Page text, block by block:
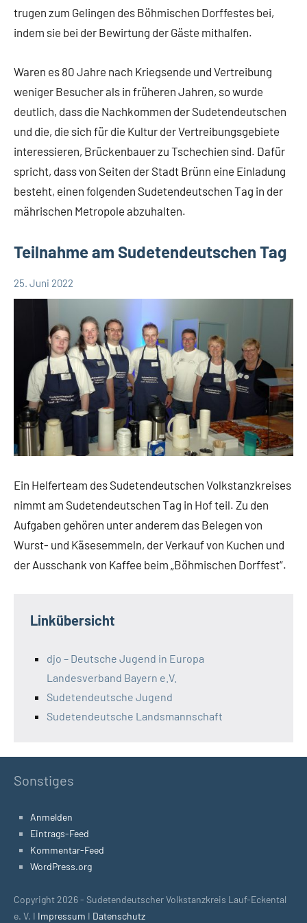
trugen zum Gelingen des Böhmischen Dorffestes bei,
indem sie bei der Bewirtung der Gäste mithalfen.
Waren es 80 Jahre nach Kriegsende und Vertreibung
weniger Besucher als in früheren Jahren, so wurde
deutlich, dass die Nachkommen der Sudetendeutschen
und die, die sich für die Kultur der Vertreibungsgebiete
interessieren, Brückenbauer zu Tschechien sind. Dafür
spricht, dass von Seiten der Stadt Brünn eine Einladung
besteht, einen folgenden Sudetendeutschen Tag in der
mährischen Metropole abzuhalten.
Teilnahme am Sudetendeutschen Tag
25. Juni 2022
Gerstner
Ein Helferteam des Sudetendeutschen Volkstanzkreises
nimmt am Sudetendeutschen Tag in Hof teil. Zu den
Aufgaben gehören unter anderem das Belegen von
Wurst- und Käsesemmeln, der Verkauf von Kuchen und
der Ausschank von Kaffee beim „Böhmischen Dorffest“.
Linkübersicht
djo – Deutsche Jugend in Europa
Landesverband Bayern e.V.
Sudetendeutsche Jugend
Sudetendeutsche Landsmannschaft
Sonstiges
Anmelden
Eintrags-Feed
Kommentar-Feed
WordPress.org
Copyright 2026 - Sudetendeutscher Volkstanzkreis Lauf-Eckental
e. V. I Impressum I Datenschutz